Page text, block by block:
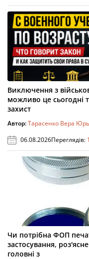
Виключення з
можливо це сьогодні
захист
Автор:Тарасенко Вера
06.08.2026Переглядів:
Чи потрібна ФОП
застосування,
головні з